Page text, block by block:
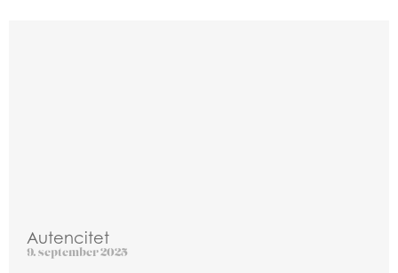
Autencitet
9. september 2025